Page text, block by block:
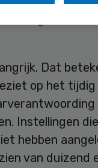
Dat
op het tijdig
Instellingen
hebben
van duizend